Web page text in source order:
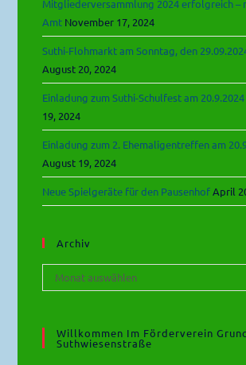
Mitgliederversammlung 2024 erfolgreich –
Amt November 17, 2024
Suthi-Flohmarkt am Sonntag, den
August 20, 2024
Einladung zum Suthi-Schulfest am
19, 2024
Einladung zum 2. Ehemaligentreffen am
August 19, 2024
Neue Spielgeräte für den Pausenhof April
Archiv
Archiv
Monat auswählen
Willkommen Im Förderverein
Suthwiesenstraße